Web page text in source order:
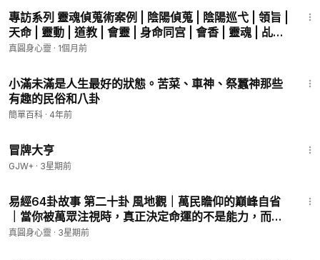
👉 朋友真的不能亂交！
從劉備三顧茅廬，到交友翻車現場解析，
看完保證你交朋友更精準🤣
👇Chapters章節 :
0:00
開場介紹與主題引入
0:15師卦到比卦的轉變
0:49比卦核心：團結與信任
專訪系列 靈魂偵蒐術案例 | 陰陽偵蒐 | 陰陽巡弋 | 領旨 |
天命 | 靈動 | 道教 | 會靈 | 身命同宫 | 會香 | 靈魂 | 乩童
真相 | 高我連結 | 通靈 | 無極 | 收驚
真圓身心靈 · 1個月前
小滿未滿是人生最好的狀態。苦菜、車神、祭蠶神那些
有趣的民俗和八卦
簡單百科 · 4年前
冒牌大亨
GJW+ · 3星期前
易經64卦故事 第二十卦 風地觀｜萬民瞻仰的巔峰自省
｜當你被萬眾注視時，真正決定命運的不是能力，而是
「這一點」#易經64卦 #靈修 #God #易經 #風地觀 #領
真圓身心靈 · 3星期前